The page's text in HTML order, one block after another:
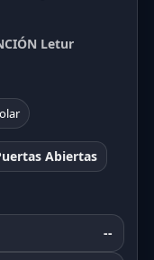
Letur
Abiertas
--